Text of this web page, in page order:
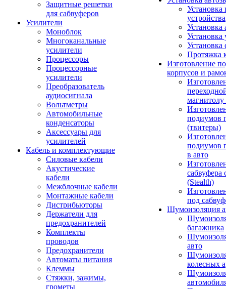
Защитные решетки
для сабвуферов
Усилители
Моноблок
Многоканальные
усилители
Процессоры
Процессорные
усилители
Преобразователь
аудиосигнала
Вольтметры
Автомобильные
конденсаторы
Аксессуары для
усилителей
Кабель и комплектующие
Силовые кабели
Акустические
кабели
Межблочные кабели
Монтажные кабели
Дистрибьюторы
Держатели для
предохранителей
Комплекты
проводов
Предохранители
Автоматы питания
Клеммы
Стяжки, зажимы,
грометы
Установка
устройства
Установка
Установка
Установка
Протяжка
Изготовление
корпусов и
подиумов
(твитеры)
подиумов
в авто
сабвуфера
(Stealth)
под
Шумоизоляция
багажника
авто
колесных